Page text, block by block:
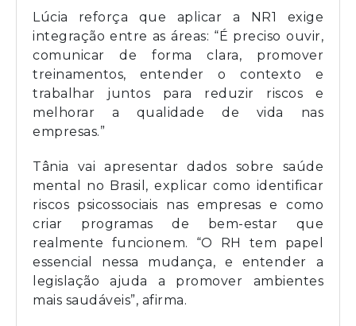
Lúcia reforça que aplicar a NR1 exige
integração entre as áreas: “É preciso ouvir,
comunicar de forma clara, promover
treinamentos, entender o contexto e
trabalhar juntos para reduzir riscos e
melhorar a qualidade de vida nas
empresas.”
Tânia vai apresentar dados sobre saúde
mental no Brasil, explicar como identificar
riscos psicossociais nas empresas e como
criar programas de bem-estar que
realmente funcionem. “O RH tem papel
essencial nessa mudança, e entender a
legislação ajuda a promover ambientes
mais saudáveis”, afirma.